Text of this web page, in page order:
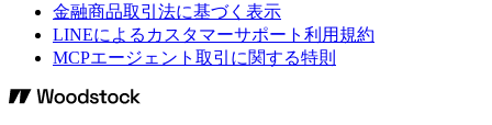
金融商品取引法に基づく表示
LINEによるカスタマーサポート利用規約
MCPエージェント取引に関する特則